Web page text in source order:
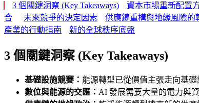
3 個關鍵洞察 (Key Takeaways) 資本市場重新配置
合
未來競爭的決定因素 供應鏈重構與地緣風險的
產業的行動指南
新的全球秩序底盤
3 個關鍵洞察 (Key Takeaways)
基礎設施競賽： 能源轉型已從價值主張走向基
數位與能源的交匯： AI 發展需要大量的電力與